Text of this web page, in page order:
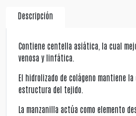
Descripción
Contiene centella asiática, la cual
venosa y linfática.
El hidrolizado de colágeno mantiene
estructura del tejido.
La manzanilla actúa como elemento